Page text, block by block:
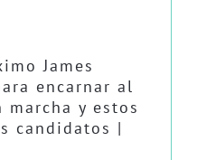
James
encarnar al
marcha y estos
candidatos |